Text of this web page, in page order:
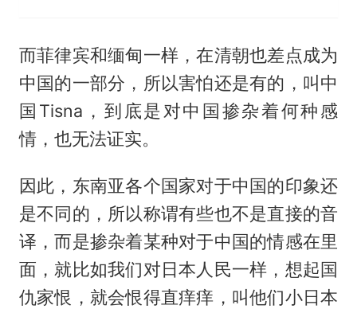
而菲律宾和缅甸一样，在清朝也差点成为
中国的一部分，所以害怕还是有的，叫中
国Tisna，到底是对中国掺杂着何种感
情，也无法证实。
因此，东南亚各个国家对于中国的印象还
是不同的，所以称谓有些也不是直接的音
译，而是掺杂着某种对于中国的情感在里
面，就比如我们对日本人民一样，想起国
仇家恨，就会恨得直痒痒，叫他们小日本